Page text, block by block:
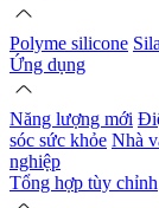
Polyme silicone
Ứng dụng
Năng lượng mới
sóc sức khỏe Nhà
nghiệp
Tổng hợp tùy chỉnh